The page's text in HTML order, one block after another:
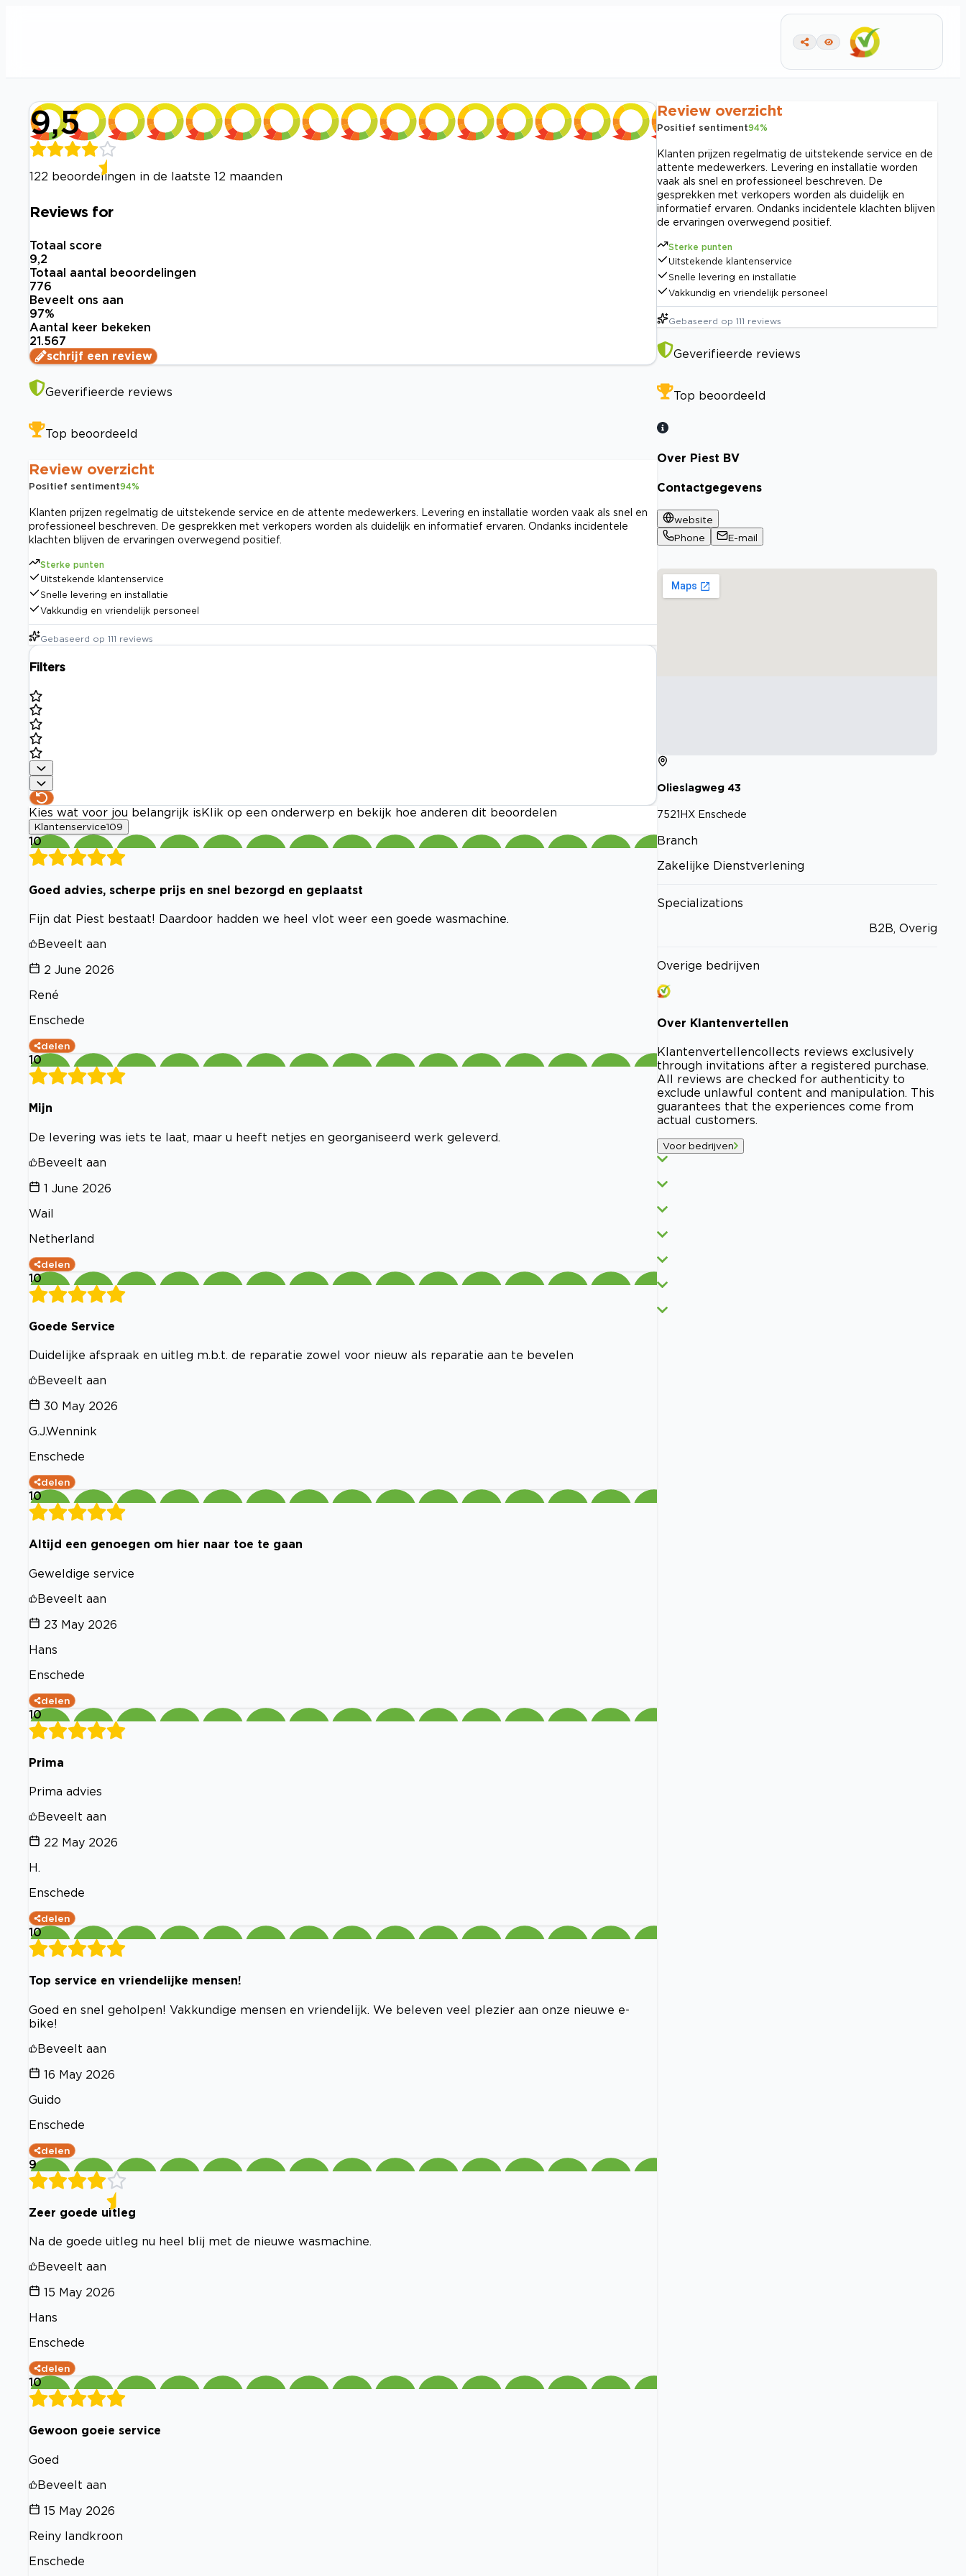
9,5
122 beoordelingen in de laatste 12 maanden
Reviews for
Totaal score
9,2
Totaal aantal beoordelingen
776
Beveelt ons aan
97%
Aantal keer bekeken
21.567
schrijf een review
Geverifieerde reviews
Top beoordeeld
Review overzicht
Positief sentiment94%
Klanten prijzen regelmatig de uitstekende service en de attente medewerkers. Levering en installatie worden vaak als snel en
professioneel beschreven. De gesprekken met verkopers worden als duidelijk en informatief ervaren. Ondanks incidentele
klachten blijven de ervaringen overwegend positief.
Sterke punten
Uitstekende klantenservice
Snelle levering en installatie
Vakkundig en vriendelijk personeel
Gebaseerd op 111 reviews
Filters
Kies wat voor jou belangrijk is Klik op een onderwerp en bekijk hoe anderen dit beoordelen
Klantenservice109
10
Goed advies, scherpe prijs en snel bezorgd en geplaatst
Fijn dat Piest bestaat! Daardoor hadden we heel vlot weer een goede wasmachine.
Beveelt aan
2 June 2026
René
Enschede
delen
10
Mijn
De levering was iets te laat, maar u heeft netjes en georganiseerd werk geleverd.
Beveelt aan
1 June 2026
Wail
Netherland
delen
10
Goede Service
Duidelijke afspraak en uitleg m.b.t. de reparatie zowel voor nieuw als reparatie aan te bevelen
Beveelt aan
30 May 2026
G.J.Wennink
Enschede
delen
10
Altijd een genoegen om hier naar toe te gaan
Geweldige service
Beveelt aan
23 May 2026
Hans
Enschede
delen
10
Prima
Prima advies
Beveelt aan
22 May 2026
H.
Enschede
delen
10
Top service en vriendelijke mensen!
Goed en snel geholpen! Vakkundige mensen en vriendelijk. We beleven veel plezier aan onze nieuwe e-
bike!
Beveelt aan
16 May 2026
Guido
Enschede
delen
9
Zeer goede uitleg
Na de goede uitleg nu heel blij met de nieuwe wasmachine.
Beveelt aan
15 May 2026
Hans
Enschede
delen
10
Gewoon goeie service
Goed
Beveelt aan
15 May 2026
Reiny landkroon
Enschede
Review overzicht
Positief sentiment94%
Klanten prijzen regelmatig de uitstekende service en de
attente medewerkers. Levering en installatie worden
vaak als snel en professioneel beschreven. De
gesprekken met verkopers worden als duidelijk en
informatief ervaren. Ondanks incidentele klachten blijven
de ervaringen overwegend positief.
Sterke punten
Uitstekende klantenservice
Snelle levering en installatie
Vakkundig en vriendelijk personeel
Gebaseerd op 111 reviews
Geverifieerde reviews
Top beoordeeld
Over Piest BV
Contactgegevens
website
Phone
E-mail
Olieslagweg 43
7521HX Enschede
Branch
Zakelijke Dienstverlening
Specializations
B2B, Overig
Overige bedrijven
Over Klantenvertellen
Klantenvertellencollects reviews exclusively
through invitations after a registered purchase.
All reviews are checked for authenticity to
exclude unlawful content and manipulation. This
guarantees that the experiences come from
actual customers.
Voor bedrijven